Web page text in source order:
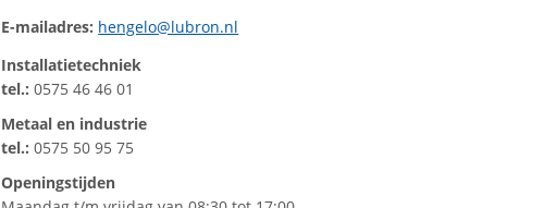
E-mailadres: hengelo@lubron.nl
Installatietechniek
tel.:0575 46 46 01
Metaal en industrie
tel.:0575 50 95 75
Openingstijden